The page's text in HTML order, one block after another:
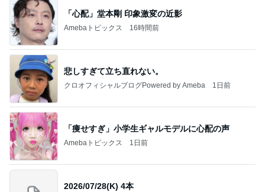
「心配」堂本剛 印象激変の近影
Amebaトピックス 16時間前
悲しすぎて立ち直れない。
クロオフィシャルブログPowered by Ameba 1日前
「痩せすぎ」小学生ギャルモデルに心配の声
Amebaトピックス 1日前
2026/07/28(K) 4本